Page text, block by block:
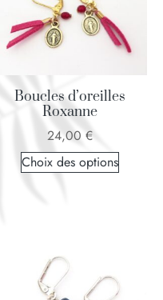
Boucles d’oreilles
Roxanne
24,00 €
Choix des options